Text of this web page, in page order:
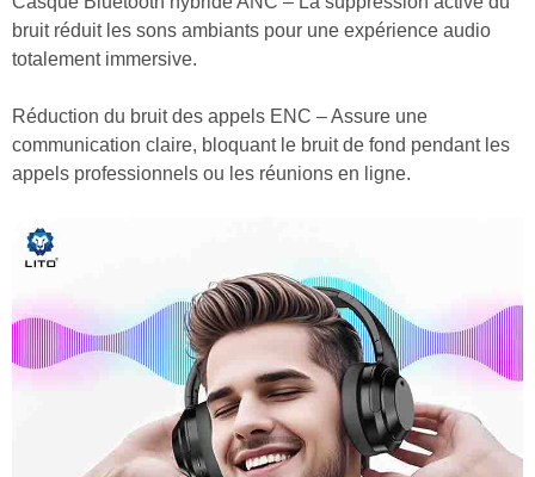
bruit réduit les sons ambiants pour une expérience audio
totalement immersive.
Réduction du bruit des appels ENC – Assure une
communication claire, bloquant le bruit de fond pendant les
appels professionnels ou les réunions en ligne.